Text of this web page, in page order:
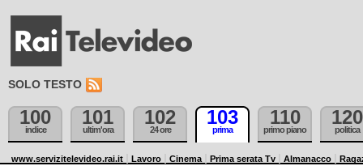
SOLO TESTO
100
indice
101
ultim'ora
102
24 ore
103
prima
110
primo piano
120
politica
www.servizitelevideo.rai.it Lavoro Cinema Prima serata Tv Almanacco